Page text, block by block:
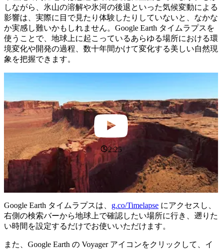
しながら、氷山の溶解や氷河の後退といった気候変動による
影響は、実際に目で見たり体験したりしていないと、なかな
か実感し難いかもしれません。Google Earth タイムラプスを
使うことで、地球上に起こっているあらゆる場所における環
境変化や開発の過程、数十年間かけて変化する美しい自然現
象を把握できます。
2:25
Google Earth タイムラプスは、 g.co/Timelapse にアクセスし、
右側の検索バーから地球上で確認したい場所に行き、遡りた
い時間を設定するだけでお使いいただけます。
また、Google Earth の Voyager アイコンをクリックして、イ